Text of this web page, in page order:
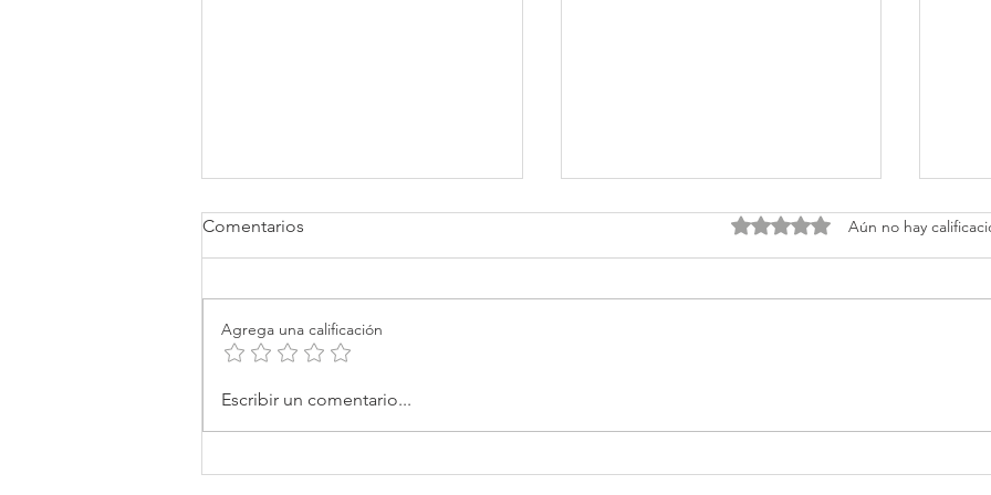
¿Tu marca va a hablar de la
Comentarios Obtuvo 0 de 5 estrellas.
Aún no hay
Agrega una calificación
Escribir un comentario...